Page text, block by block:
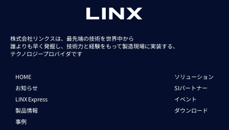
株式会社リンクスは、最先端の技術を世界中から
誰よりも早く発掘し、技術力と経験をもって製造現場に実装する、
テクノロジープロバイダです
HOME
お知らせ
LINX Express
製品情報
事例
ソリューション
SIパートナー
イベント
ダウンロード